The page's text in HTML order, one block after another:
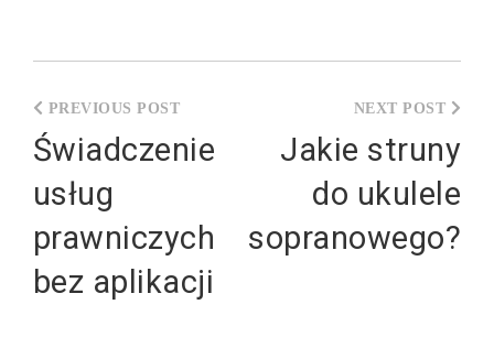
wpisu
Świadczenie
usług
prawniczych
bez aplikacji
Jakie struny
do ukulele
sopranowego?